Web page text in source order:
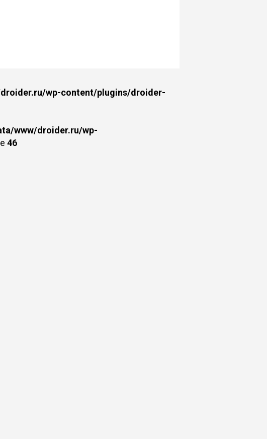
wp-content/plugins/droider-
www/droider.ru/wp-
46